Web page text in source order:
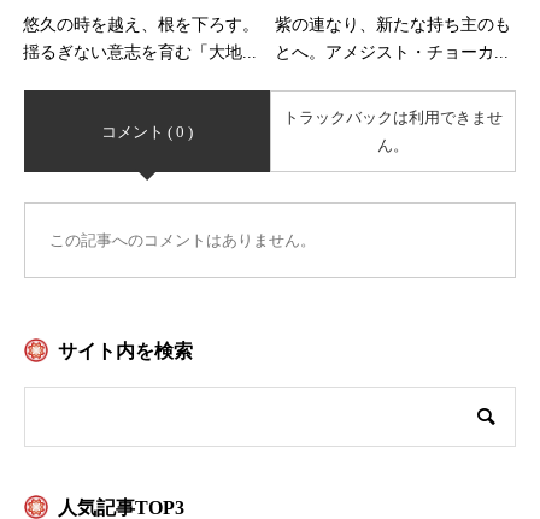
悠久の時を越え、根を下ろす。
揺るぎない意志を育む「大地...
紫の連なり、新たな持ち主のも
とへ。アメジスト・チョーカ...
コメント ( 0 )
トラックバックは利用できませ
ん。
この記事へのコメントはありません。
サイト内を検索
人気記事TOP3